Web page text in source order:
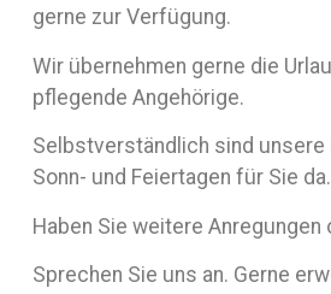
gerne zur Verfügung.
Wir übernehmen gerne die
pflegende Angehörige.
Selbstverständlich sind
Sonn- und Feiertagen für Sie da.
Haben Sie weitere Anregungen
Sprechen Sie uns an. Gerne